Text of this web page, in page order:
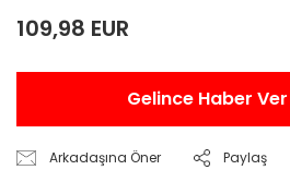
109,98 EUR
Gelince Haber Ver
Arkadaşına Öner Paylaş